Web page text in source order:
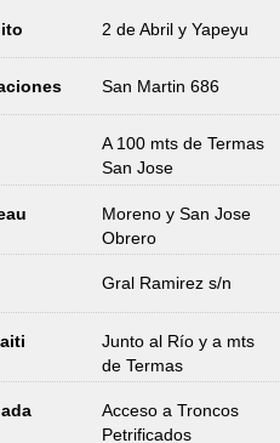
2 de Abril y Yapeyu
San Martin 686
A 100 mts de Termas
San Jose
Moreno y San Jose
Obrero
Gral Ramirez s/n
Junto al Río y a mts
de Termas
Acceso a Troncos
Petrificados